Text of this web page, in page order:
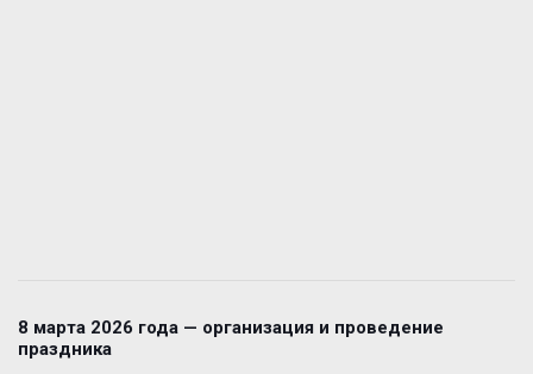
8 марта 2026 года — организация и проведение
праздника